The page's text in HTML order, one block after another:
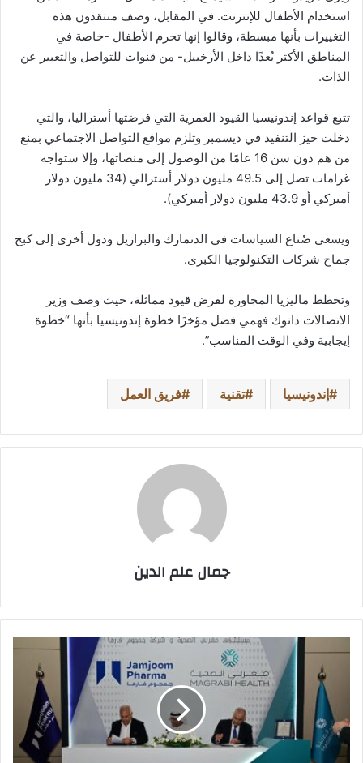
استخدام الأطفال للإنترنت. في المقابل، وصف منتقدون هذه
التغييرات بأنها مبسطة، وقالوا إنها تحرم الأطفال -خاصة في
المناطق الأكثر بُعدًا داخل الأرخبيل- من قنوات للتواصل والتعبير عن
الذات.
تتبع قواعد إندونيسيا القيود العمرية التي فرضتها أستراليا، والتي
دخلت حيز التنفيذ في ديسمبر وتلزم مواقع التواصل الاجتماعي بمنع
من هم دون سن 16 عامًا من الوصول إلى منصاتها، وإلا ستواجه
غرامات تصل إلى 49.5 مليون دولار أسترالي (34 مليون دولار
أميركي أو 43.9 مليون دولار أميركي).
ويسعى صُناع السياسات في الدنمارك والبرازيل ودول أخرى إلى كبح
جماح شركات التكنولوجيا الكبرى.
وتخطط ماليزيا المجاورة لفرض قيود مماثلة، حيث وصف وزير
الاتصالات داتوك فهمي فضل مؤخرًا خطوة إندونيسيا بأنها “خطوة
إيجابية وفي الوقت المناسب”.
إندونيسيا تقنية فريق العمل
جمال علم الدين
ومجموعة
مغربي
الصحية
توقّعان
مذكرة